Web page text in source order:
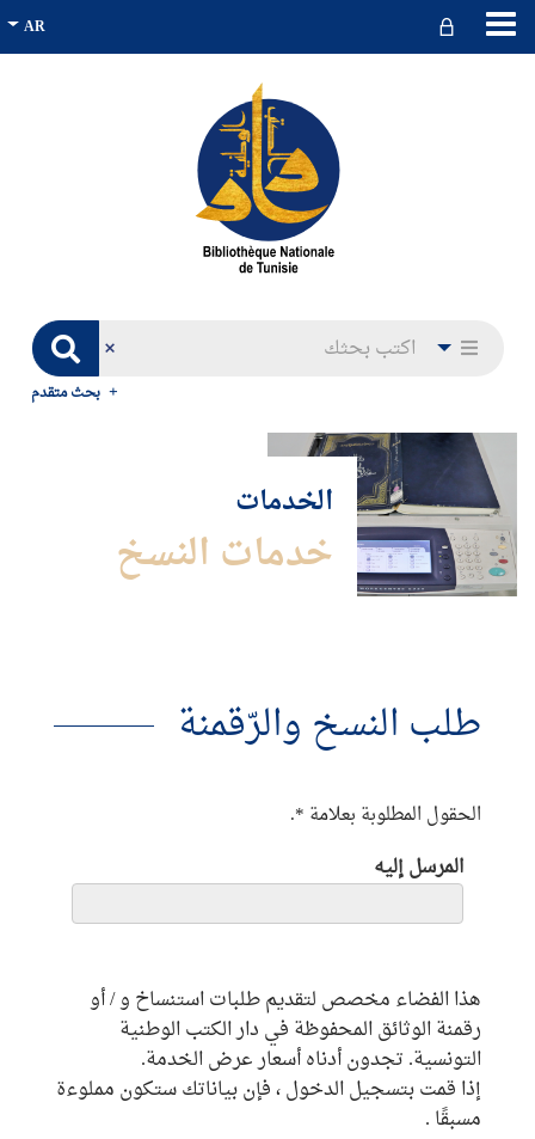
بحث متقدم
الخدمات
خدمات النسخ
طلب النسخ والرّقمنة
الحقول المطلوبة بعلامة *.
المرسل إليه
هذا الفضاء مخصص لتقديم طلبات استنساخ و / أو
رقمنة الوثائق المحفوظة في دار الكتب الوطنية
التونسية. تجدون أدناه أسعار عرض الخدمة.
إذا قمت بتسجيل الدخول ، فإن بياناتك ستكون مملوءة
مسبقًا .